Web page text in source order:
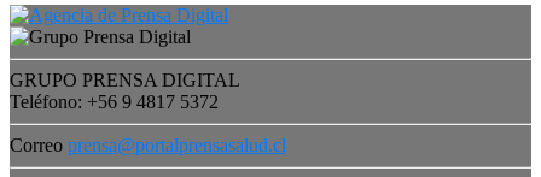
GRUPO PRENSA DIGITAL
Teléfono: +56 9 4817 5372
Correo prensa@portalprensasalud.cl